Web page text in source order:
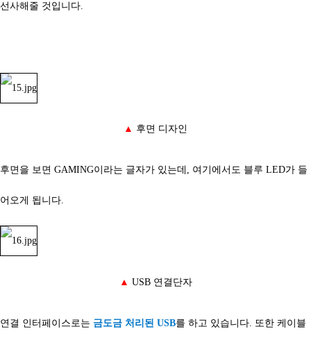
선사해줄 것입니다.
▲ 후면 디자인
후면을 보면 GAMING이라는 글자가 있는데, 여기에서도 블루 LED가 들
어오게 됩니다.
▲ USB 연결단자
연결 인터페이스로는 금도금 처리된 USB를 하고 있습니다. 또한 케이블